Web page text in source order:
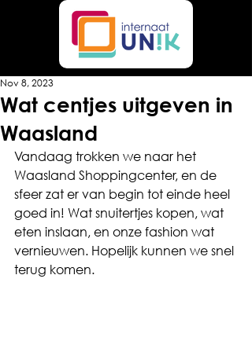
Wat centjes uitgeven in
Waasland
Nov 8, 2023
Vandaag trokken we naar het
Waasland Shoppingcenter, en de
sfeer zat er van begin tot einde heel
goed in! Wat snuitertjes kopen, wat
eten inslaan, en onze fashion wat
vernieuwen. Hopelijk kunnen we snel
terug komen.